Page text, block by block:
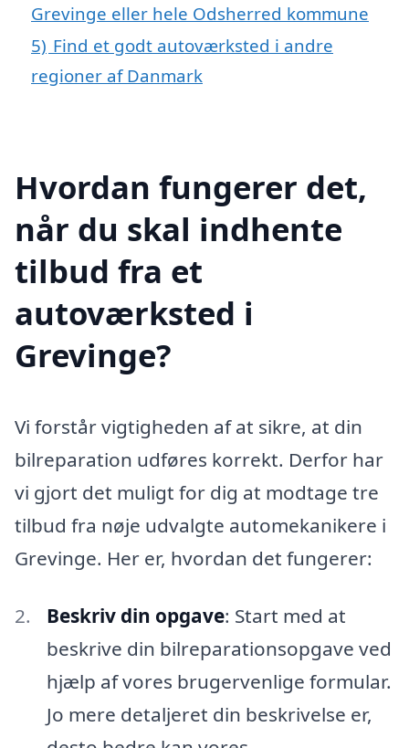
Grevinge eller hele Odsherred kommune
5) Find et godt autoværksted i andre
regioner af Danmark
Hvordan fungerer det,
når du skal indhente
tilbud fra et
autoværksted i
Grevinge?
Vi forstår vigtigheden af at sikre, at din
bilreparation udføres korrekt. Derfor har
vi gjort det muligt for dig at modtage tre
tilbud fra nøje udvalgte automekanikere i
Grevinge. Her er, hvordan det fungerer:
Beskriv din opgave: Start med at
beskrive din bilreparationsopgave ved
hjælp af vores brugervenlige formular.
Jo mere detaljeret din beskrivelse er,